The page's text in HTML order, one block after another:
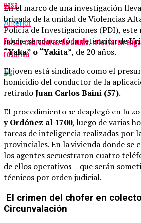
casa
Anterior
Falsos cobradores de deuda, intentaron
rosarina
En el marco de una investigación
brigada de la unidad de Violencias
Policía de Investigaciones (PDI), este
noche se concretó la detención de
“Yaka” o “Yakita”, de 20 años.
El joven está sindicado como el
homicidio del conductor de la
retiradoJuan Carlos Baini (57).
El procedimiento se desplegó en la
y Ordóñez al 1700, luego de varias
tareas de inteligencia realizadas por
provinciales. En la vivienda donde se
los agentes secuestraron cuatro
de ellos operativos— que serán
técnicos por orden judicial.
El crimen del chofer en
Circunvalación